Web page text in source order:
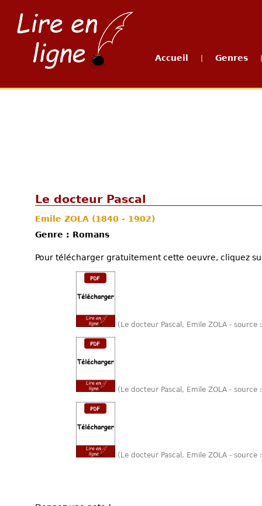
Accueil Genres
Le docteur Pascal
Emile ZOLA (1840 - 1902)
Genre : Romans
Pour télécharger gratuitement cette oeuvre, cliquez
(Le docteur Pascal, Emile ZOLA -
(Le docteur Pascal, Emile ZOLA -
(Le docteur Pascal, Emile ZOLA -